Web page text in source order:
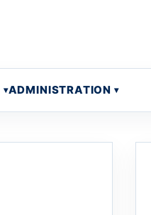
ADMINISTRATION